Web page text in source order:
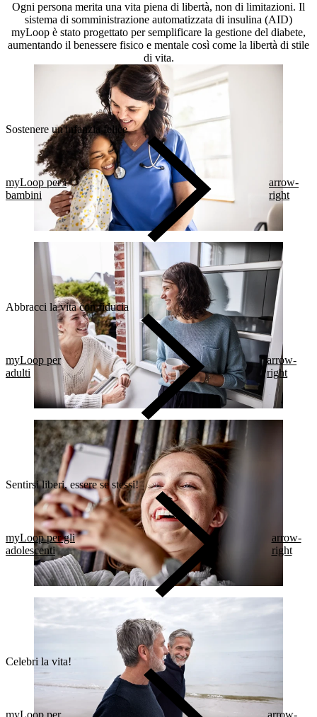
Ogni persona merita una vita piena di libertà, non di limitazioni. Il
sistema di somministrazione automatizzata di insulina (AID)
myLoop è stato progettato per semplificare la gestione del diabete,
aumentando il benessere fisico e mentale così come la libertà di stile
di vita.
Sostenere un'infanzia felice
myLoop per i
bambini
arrow-
right
Abbracci la vita con fiducia
myLoop per
adulti
arrow-
right
Sentirsi liberi, essere se stessi!
myLoop per gli
adolescenti
arrow-
right
Celebri la vita!